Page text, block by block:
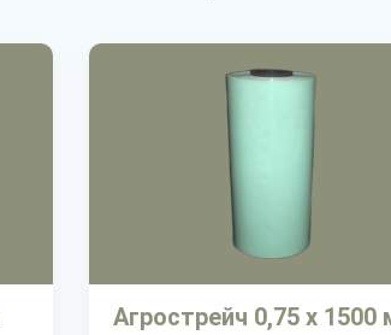
Агрострейч 0,75 х 1500